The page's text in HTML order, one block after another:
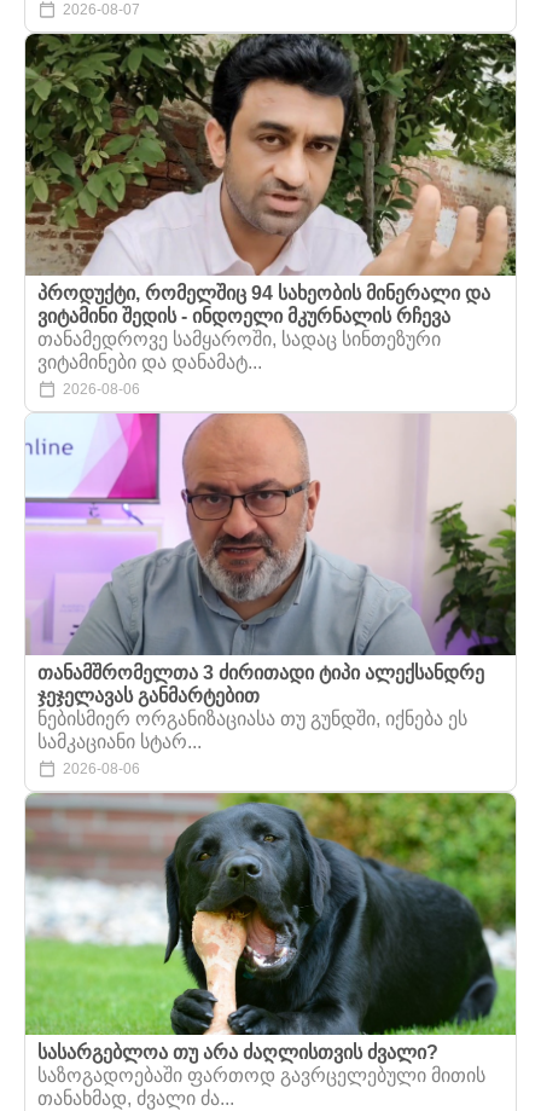
2026-08-07
პროდუქტი, რომელშიც 94 სახეობის მინერალი და
ვიტამინი შედის - ინდოელი მკურნალის რჩევა
თანამედროვე სამყაროში, სადაც სინთეზური
ვიტამინები და დანამატ...
2026-08-06
თანამშრომელთა 3 ძირითადი ტიპი ალექსანდრე
ჯეჯელავას განმარტებით
ნებისმიერ ორგანიზაციასა თუ გუნდში, იქნება ეს
სამკაციანი სტარ...
2026-08-06
სასარგებლოა თუ არა ძაღლისთვის ძვალი?
საზოგადოებაში ფართოდ გავრცელებული მითის
თანახმად, ძვალი ძა...